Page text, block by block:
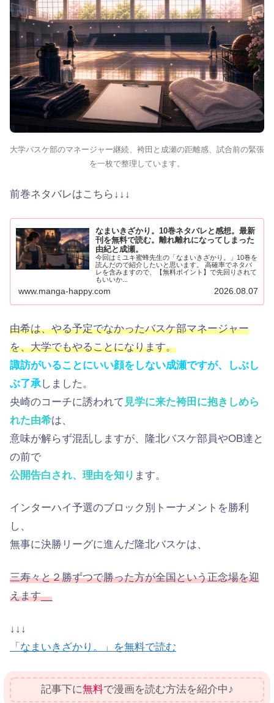
大学バスケ部のマネージャー継続、袴田と成瀬の距離感、試合前の緊張
を一枚で整理しています。
前巻ネタバレはこちら↓↓↓
なまいきざかり。10巻ネタバレと感想。最新
刊を無料で読む。離れ離れになってしまった
由紀と成瀬。
今回はミユキ蜜蜂先生の「なまいきざかり。」10巻を
読んだので紹介したいと思います。 高確率でネタバ
レを含みますので、【無料ポイント】で先回りされて
もいいか...
www.manga-happy.com 2026.08.07
由希は、やる予定でなかったバスケ部マネージャー
を、大学でもやることになります。
諏訪がいることにいい顔をしない成瀬ですが、しぶし
ぶ了承しました。
央崎のコーチに誘われて 見学に来た袴田に抱きしめら
れた由希は、
意味が解らず混乱しますが、隆北バスケ部員やOB達と
の前で
公開告白され、理由を知り ます。
インターハイ予選のブロック別トーナメントを勝利
し、
無事に決勝リーグに進んだ隆北バスケは、
三寿々と２勝ずつで勝った方が全国という正念場を迎
えます__
↓↓↓
「なまいきざかり。」を無料で読む
記事下に無料で漫画を読む方法を紹介中♪